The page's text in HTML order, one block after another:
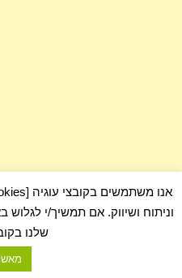
וניתוח ושיווק. אם תמשיך/י
שלנו